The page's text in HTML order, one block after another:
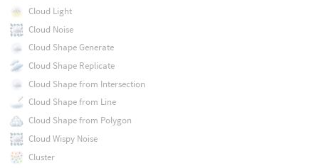
Cloud Light
Cloud Noise
Cloud Shape Generate
Cloud Shape Replicate
Cloud Shape from Intersection
Cloud Shape from Line
Cloud Shape from Polygon
Cloud Wispy Noise
Cluster